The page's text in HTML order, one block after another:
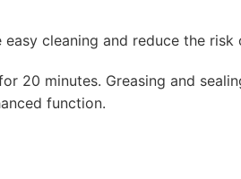
cleaning and reduce the risk
20 minutes. Greasing and
function.